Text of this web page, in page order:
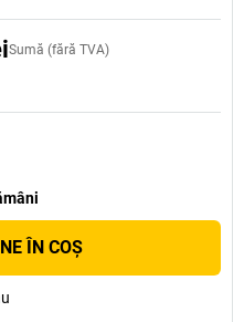
Sumă (fără TVA)
ÎN COŞ